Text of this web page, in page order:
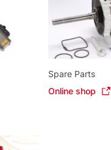
Spare Parts
Online shop